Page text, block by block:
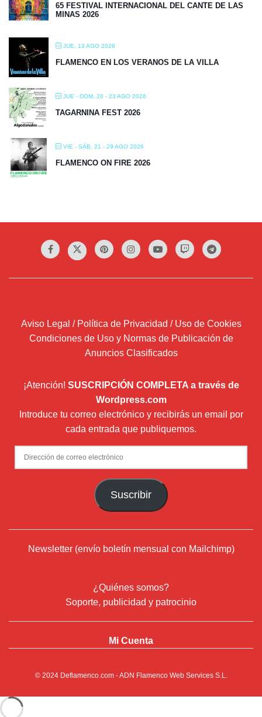
65 FESTIVAL INTERNACIONAL DEL CANTE DE LAS
MINAS 2026
JUE, 13 AGO 2026
FLAMENCO EN LOS VERANOS DE LA VILLA
JUE - DOM, 20 - 23 AGO 2026
TAGARNINA FEST 2026
VIE - SÁB, 21 - 29 AGO 2026
FLAMENCO ON FIRE 2026
Aviso Legal / Política de Privacidad / Uso de Cookies
Condiciones de Uso y Normas de Publicación de
Anuncios Clasificados
¡Atención! SUSCRIPCIÓN COMPLETA a través de
Wordpress.com
Introduce tu correo electrónico y recibirás un email por
cada entrada que publiquemos.
Dirección
de
Suscribir
Newsletter (envío boletín mensual con Mailchimp)
¿Quiénes somos?
Soporte, publicidad y patrocinio
Mi Cuenta
© 2024 Deflamenco.com- ADN Flamenco Web Services S.L.